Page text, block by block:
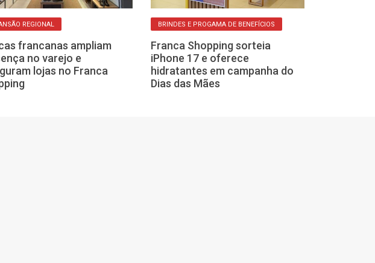
REGIONAL
francanas ampliam
no varejo e
lojas no Franca
BRINDES E PROGAMA DE BENEFÍCIOS
Franca Shopping sorteia
iPhone 17 e oferece
hidratantes em campanha do
Dias das Mães